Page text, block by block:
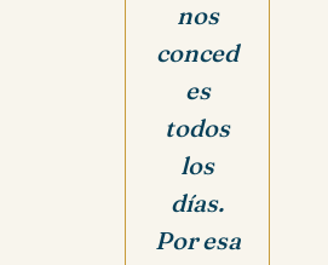
nos
conced
es
todos
los
días.
Por esa